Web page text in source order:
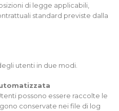
di legge applicabili,
standard previste dalla
utenti in due modi.
possono essere raccolte le
conservate nei file di log